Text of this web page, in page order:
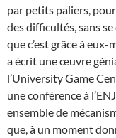
par petits paliers,
des difficultés, sans
que c’est grâce à
a écrit une œuvre
l’University Game
une conférence à
ensemble de
que, à un moment